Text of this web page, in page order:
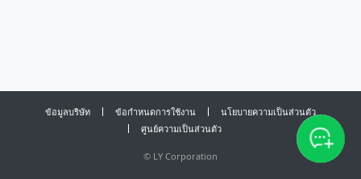
ข้อมูลบริษัท ข้อกำหนดการใช้งาน
นโยบายความเป็นส่วนตัว
ศูนย์ความเป็นส่วนตัว
© LY Corporation